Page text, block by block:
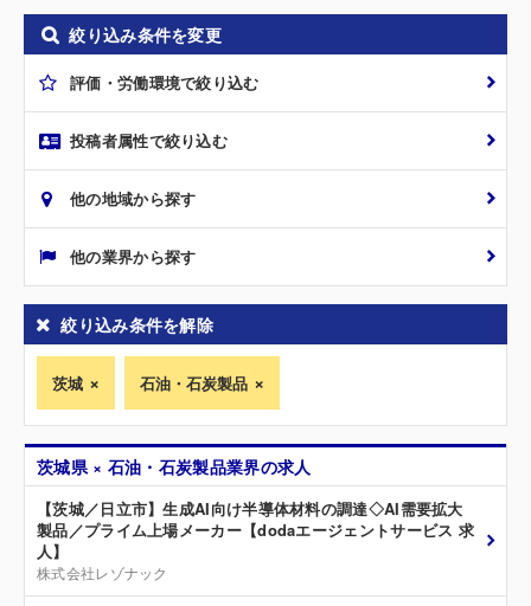
絞り込み条件を変更
評価・労働環境で絞り込む
投稿者属性で絞り込む
他の地域から探す
他の業界から探す
絞り込み条件を解除
茨城 石油・石炭製品
茨城県 × 石油・石炭製品業界の求人
【茨城／日立市】生成AI向け半導体材料の調達◇AI需要拡大
製品／プライム上場メーカー【dodaエージェントサービス 求
人】
株式会社レゾナック